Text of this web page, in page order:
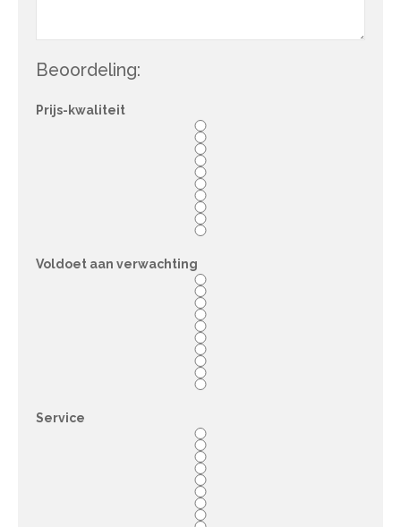
Beoordeling:
Prijs-kwaliteit
Voldoet aan verwachting
Service